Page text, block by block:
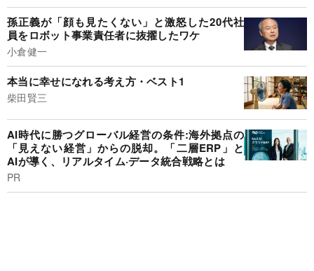
孫正義が「顔も見たくない」と激怒した20代社
員をロボット事業責任者に抜擢したワケ
小倉健一
本当に幸せになれる考え方・ベスト1
柴田賢三
AI時代に勝つグローバル経営の条件:海外拠点の
「見えない経営」からの脱却。「二層ERP」と
AIが導く、リアルタイム·データ統合戦略とは
PR